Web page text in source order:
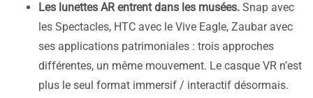
Les lunettes AR entrent dans les musées. Snap avec
les Spectacles, HTC avec le Vive Eagle, Zaubar avec
ses applications patrimoniales : trois approches
différentes, un même mouvement. Le casque VR n’est
plus le seul format immersif / interactif désormais.